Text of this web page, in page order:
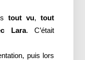
tout vu, tout
Lara. C’était
puis lors